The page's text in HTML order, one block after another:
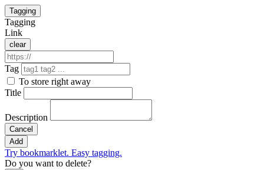
Tagging
Tagging
Link
clear
Tag
To store right away
Title
Description
Cancel
Add
Try bookmarklet. Easy tagging.
Do you want to delete?